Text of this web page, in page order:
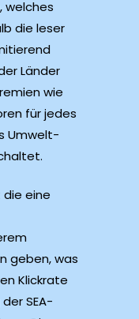
welches
die leser
Länder
wie
für jedes
Umwelt-
eine
geben, was
Klickrate
SEA-